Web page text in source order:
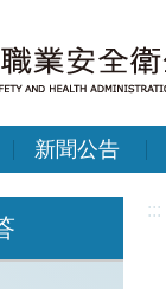
新聞公告
:::